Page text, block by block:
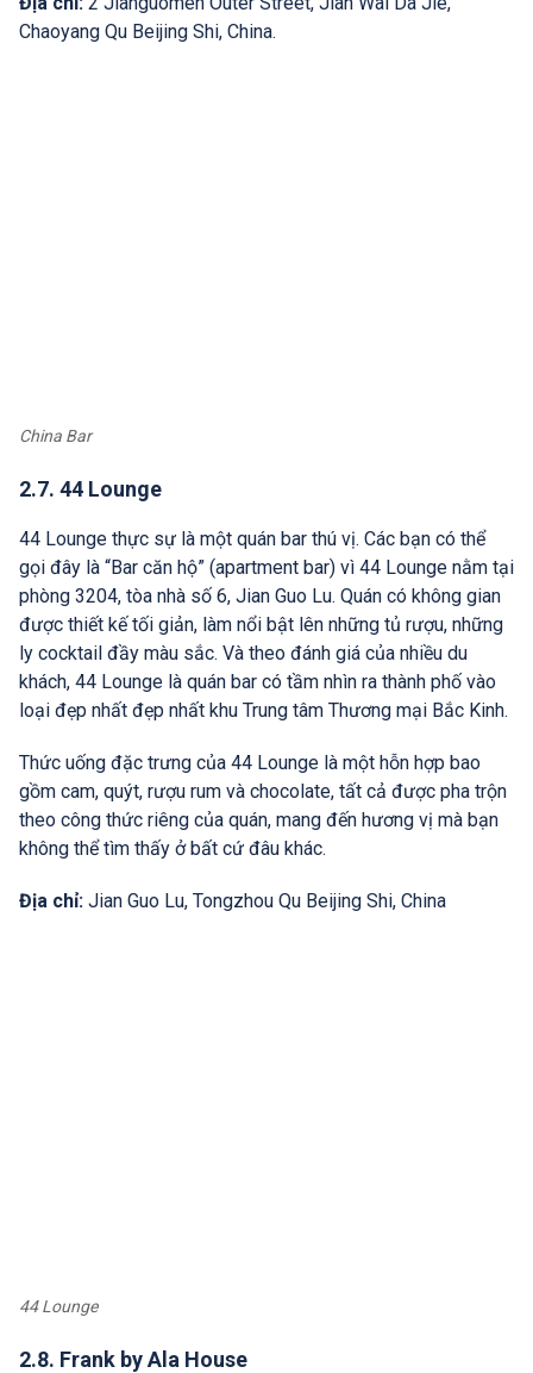
Chaoyang Qu Beijing Shi, China.
China Bar
2.7. 44 Lounge
44 Lounge thực sự là một quán bar thú vị. Các bạn có thể
gọi đây là “Bar căn hộ” (apartment bar) vì 44 Lounge nằm tại
phòng 3204, tòa nhà số 6, Jian Guo Lu. Quán có không gian
được thiết kế tối giản, làm nổi bật lên những tủ rượu, những
ly cocktail đầy màu sắc. Và theo đánh giá của nhiều du
khách, 44 Lounge là quán bar có tầm nhìn ra thành phố vào
loại đẹp nhất đẹp nhất khu Trung tâm Thương mại Bắc Kinh.
Thức uống đặc trưng của 44 Lounge là một hỗn hợp bao
gồm cam, quýt, rượu rum và chocolate, tất cả được pha trộn
theo công thức riêng của quán, mang đến hương vị mà bạn
không thể tìm thấy ở bất cứ đâu khác.
Địa chỉ: Jian Guo Lu, Tongzhou Qu Beijing Shi, China
44 Lounge
2.8. Frank by Ala House